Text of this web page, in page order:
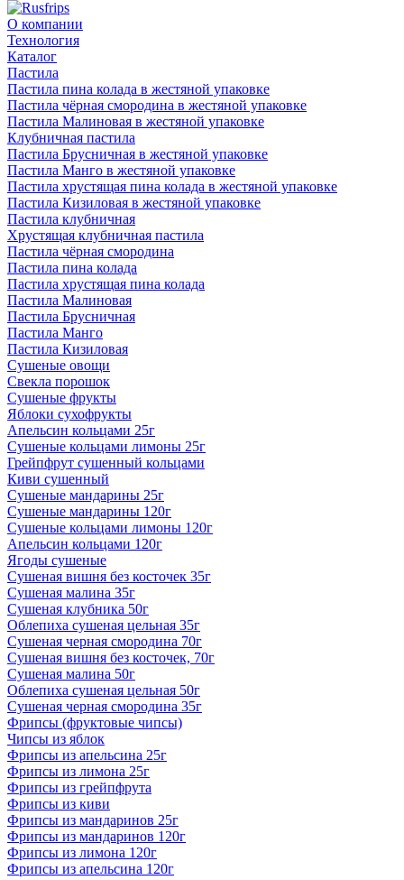
О компании
Технология
Каталог
Пастила
Пастила пина колада в жестяной упаковке
Пастила чёрная смородина в жестяной упаковке
Пастила Малиновая в жестяной упаковке
Клубничная пастила
Пастила Брусничная в жестяной упаковке
Пастила Манго в жестяной упаковке
Пастила хрустящая пина колада в жестяной упаковке
Пастила Кизиловая в жестяной упаковке
Пастила клубничная
Хрустящая клубничная пастила
Пастила чёрная смородина
Пастила пина колада
Пастила хрустящая пина колада
Пастила Малиновая
Пастила Брусничная
Пастила Манго
Пастила Кизиловая
Сушеные овощи
Свекла порошок
Сушеные фрукты
Яблоки сухофрукты
Апельсин кольцами 25г
Сушеные кольцами лимоны 25г
Грейпфрут сушенный кольцами
Киви сушенный
Сушеные мандарины 25г
Сушеные мандарины 120г
Сушеные кольцами лимоны 120г
Апельсин кольцами 120г
Ягоды сушеные
Сушеная вишня без косточек 35г
Сушеная малина 35г
Сушеная клубника 50г
Облепиха сушеная цельная 35г
Сушеная черная смородина 70г
Сушеная вишня без косточек, 70г
Сушеная малина 50г
Облепиха сушеная цельная 50г
Сушеная черная смородина 35г
Фрипсы (фруктовые чипсы)
Чипсы из яблок
Фрипсы из апельсина 25г
Фрипсы из лимона 25г
Фрипсы из грейпфрута
Фрипсы из киви
Фрипсы из мандаринов 25г
Фрипсы из мандаринов 120г
Фрипсы из лимона 120г
Фрипсы из апельсина 120г